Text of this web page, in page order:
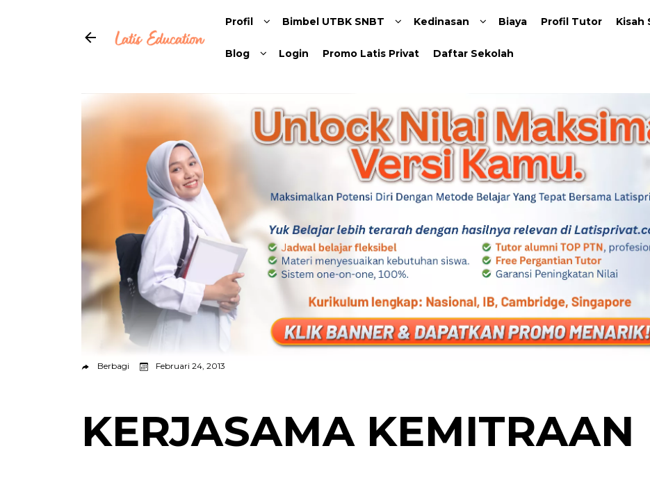
Langsung ke konten utama
Profil Bimbel UTBK SNBT Kedinasan Biaya Profil Tutor Kisah
Blog Login Promo Latis Privat Daftar Sekolah
Berbagi Februari 24, 2013
KERJASAMA KEMITRAAN